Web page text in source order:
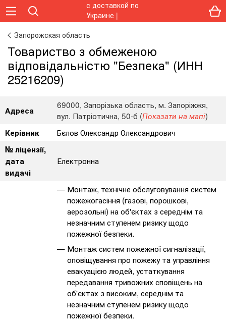
Запорожская область
Товариство з обмеженою
відповідальністю "Безпека" (ИНН
25216209)
Адреса
69000, Запорізька область, м. Запоріжжя,
вул. Патріотична, 50-б (Показати на мапі)
Керівник
Бєлов Олександр Олександрович
№ ліцензії,
дата
видачі
Електронна
Монтаж, технічне обслуговування систем
пожежогасіння (газові, порошкові,
аерозольні) на об'єктах з середнім та
незначним ступенем ризику щодо
пожежної безпеки.
Монтаж систем пожежної сигналізації,
оповіщування про пожежу та управління
евакуацією людей, устаткування
передавання тривожних сповіщень на
об'єктах з високим, середнім та
незначним ступенем ризику щодо
пожежної безпеки.